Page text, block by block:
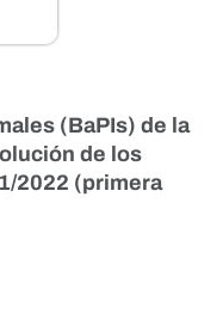
(BaPIs) de la
de los
2022 (primera